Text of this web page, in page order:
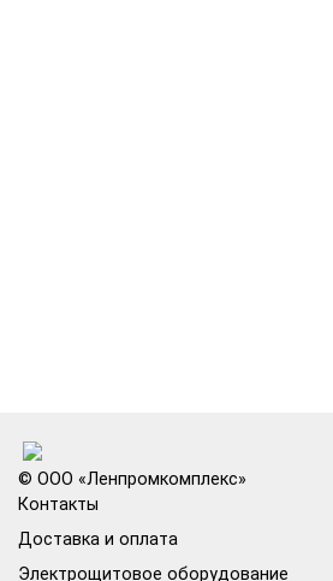
© ООО «Ленпромкомплекс»
Контакты
Доставка и оплата
Электрощитовое оборудование